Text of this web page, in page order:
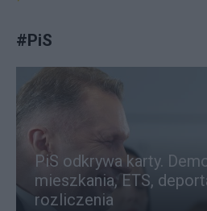
#PiS
PiS odkrywa karty.
mieszkania, ETS,
rozliczenia